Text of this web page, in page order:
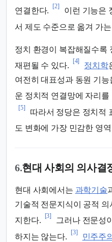
연결한다.
[2]
이런 기능은
서 제도 수준으로 옮겨 가
정치 환경이 복잡해질수록
재편될 수 있다.
[4]
정치학
여전히 대표성과 동원 기
운 정치적 연결망에 자리
[5]
따라서 정당은 정치적
도 변화에 가장 민감한 영
6.현대 사회의 의사결
현대 사회에서는 과학기술
기술적 전문지식이 공적
지한다.
[3]
그러나 전문성
하지는 않는다.
[3]
민주주의